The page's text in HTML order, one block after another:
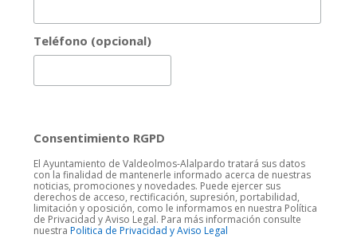
Teléfono (opcional)
Consentimiento RGPD
El Ayuntamiento de Valdeolmos-Alalpardo tratará sus datos
con la finalidad de mantenerle informado acerca de nuestras
noticias, promociones y novedades. Puede ejercer sus
derechos de acceso, rectificación, supresión, portabilidad,
limitación y oposición, como le informamos en nuestra Política
de Privacidad y Aviso Legal. Para más información consulte
nuestra Politica de Privacidad y Aviso Legal